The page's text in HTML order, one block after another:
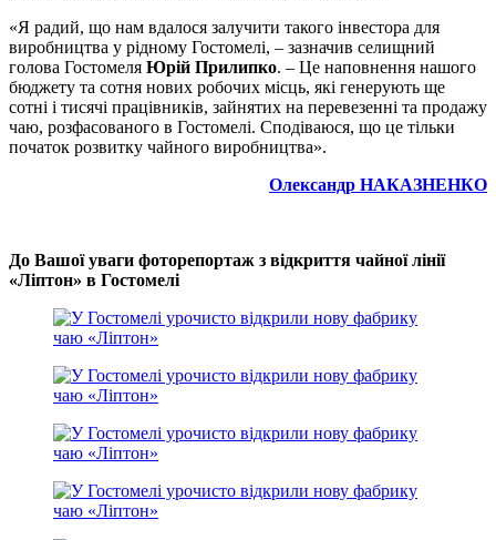
«Я радий, що нам вдалося залучити такого інвестора для
виробництва у рідному Гостомелі, – зазначив селищний
голова Гостомеля Юрій Прилипко. – Це наповнення нашого
бюджету та сотня нових робочих місць, які генерують ще
сотні і тисячі працівників, зайнятих на перевезенні та продажу
чаю, розфасованого в Гостомелі. Сподіваюся, що це тільки
початок розвитку чайного виробництва».
Олександр НАКАЗНЕНКО
До Вашої уваги фоторепортаж з відкриття чайної лінії
«Ліптон» в Гостомелі